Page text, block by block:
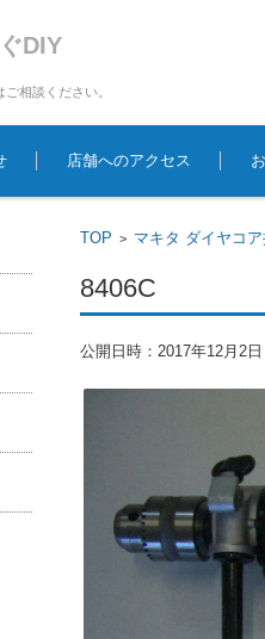
DIY
相談ください。
店舗へのアクセス
TOP > マキタ ダイヤコ
8406C
公開日時：2017年12月2日